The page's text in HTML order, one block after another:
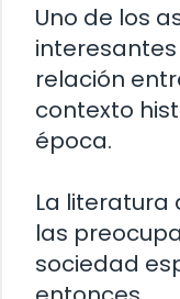
Uno de los
relación
contexto
época.
La literatura
las
sociedad